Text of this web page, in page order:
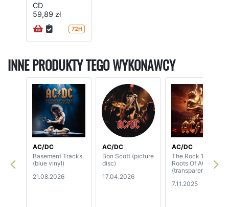
CD
59,89 zł
72H
INNE PRODUKTY TEGO WYKONAWCY
AC/DC
Basement Tracks
(blue vinyl)
21.08.2026
AC/DC
Bon Scott (picture
disc)
17.04.2026
AC/DC
The Rock ‘N’
Roots Of AC/DC
(transparent vinyl)
7.11.2025